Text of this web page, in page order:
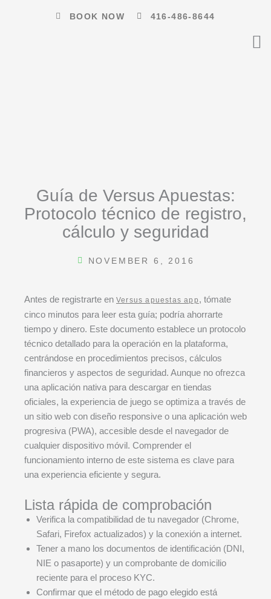
BOOK NOW 416-486-8644
Guía de Versus Apuestas:
Protocolo técnico de registro,
cálculo y seguridad
NOVEMBER 6, 2016
Antes de registrarte en Versus apuestas app , tómate
cinco minutos para leer esta guía; podría ahorrarte
tiempo y dinero. Este documento establece un protocolo
técnico detallado para la operación en la plataforma,
centrándose en procedimientos precisos, cálculos
financieros y aspectos de seguridad. Aunque no ofrezca
una aplicación nativa para descargar en tiendas
oficiales, la experiencia de juego se optimiza a través de
un sitio web con diseño responsive o una aplicación web
progresiva (PWA), accesible desde el navegador de
cualquier dispositivo móvil. Comprender el
funcionamiento interno de este sistema es clave para
una experiencia eficiente y segura.
Lista rápida de comprobación
Verifica la compatibilidad de tu navegador (Chrome,
Safari, Firefox actualizados) y la conexión a internet.
Tener a mano los documentos de identificación (DNI,
NIE o pasaporte) y un comprobante de domicilio
reciente para el proceso KYC.
Confirmar que el método de pago elegido está